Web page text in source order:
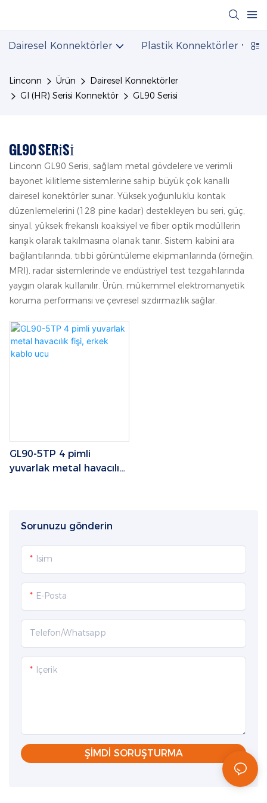
Dairesel Konnektörler Plastik Konnektörler
Linconn Ürün
Dairesel Konnektörler
Gl (HR) Serisi Konnektör
GL90 Serisi
GL90 SERISI
Linconn GL90 Serisi, sağlam metal gövdelere ve verimli
bayonet kilitleme sistemlerine sahip büyük çok kanallı
dairesel konektörler sunar. Yüksek yoğunluklu kontak
düzenlemelerini (128 pine kadar) destekleyen bu seri, güç,
sinyal, yüksek frekanslı koaksiyel ve fiber optik modüllerin
karışık olarak takılmasına olanak tanır. Sistem kabini ara
bağlantılarında, tıbbi görüntüleme ekipmanlarında (örneğin,
MRI), radar sistemlerinde ve endüstriyel test tezgahlarında
yaygın olarak kullanılır. Ürün, mükemmel elektromanyetik
koruma performansı ve çevresel sızdırmazlık sağlar.
Sorunuzu gönderin
Isim
E-Posta
Telefon/whatsapp
Içerik
ŞIMDI SORUŞTURMA
GL90-5TP 4 pimli
yuvarlak metal havacılık